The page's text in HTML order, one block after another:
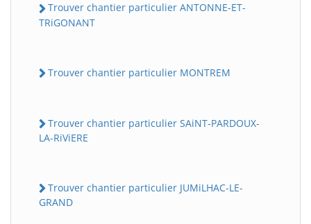
Trouver chantier particulier ANTONNE-ET-
TRiGONANT
Trouver chantier particulier MONTREM
Trouver chantier particulier SAiNT-PARDOUX-
LA-RiViERE
Trouver chantier particulier JUMiLHAC-LE-
GRAND